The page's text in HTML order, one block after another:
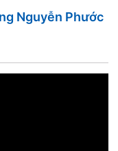
Nguyễn Phước